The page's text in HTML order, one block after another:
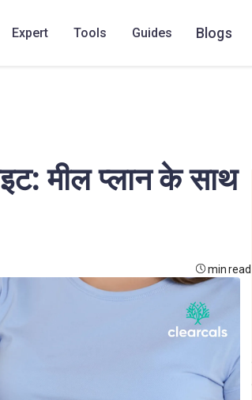
Expert Tools Guides Blogs
मील प्लान के साथ
min read